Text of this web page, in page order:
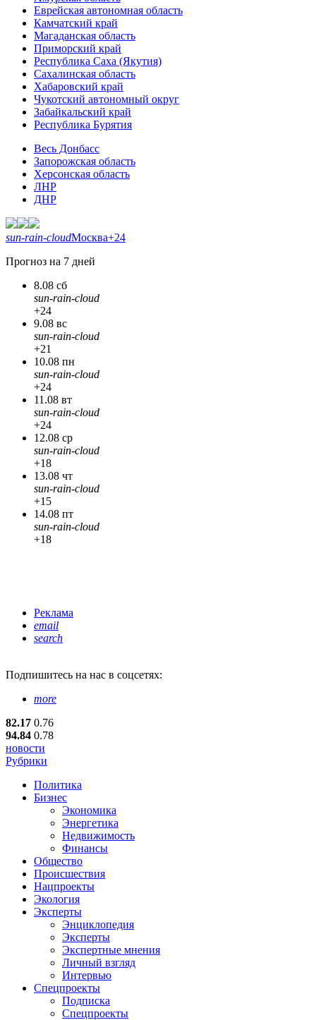
Еврейская автономная область
Камчатский край
Магаданская область
Приморский край
Республика Саха (Якутия)
Сахалинская область
Хабаровский край
Чукотский автономный округ
Забайкальский край
Республика Бурятия
Весь Донбасс
Запорожская область
Херсонская область
ЛНР
ДНР
sun-rain-cloudМосква+24
Прогноз на 7 дней
8.08 сб
sun-rain-cloud
+24
9.08 вс
sun-rain-cloud
+21
10.08 пн
sun-rain-cloud
+24
11.08 вт
sun-rain-cloud
+24
12.08 ср
sun-rain-cloud
+18
13.08 чт
sun-rain-cloud
+15
14.08 пт
sun-rain-cloud
+18
Реклама
email
search
Подпишитесь на нас в соцсетях:
more
82.17 0.76
94.84 0.78
новости
Рубрики
Политика
Бизнес
Экономика
Энергетика
Недвижимость
Финансы
Общество
Происшествия
Нацпроекты
Экология
Эксперты
Энциклопедия
Эксперты
Экспертные мнения
Личный взгляд
Интервью
Спецпроекты
Подписка
Спецпроекты